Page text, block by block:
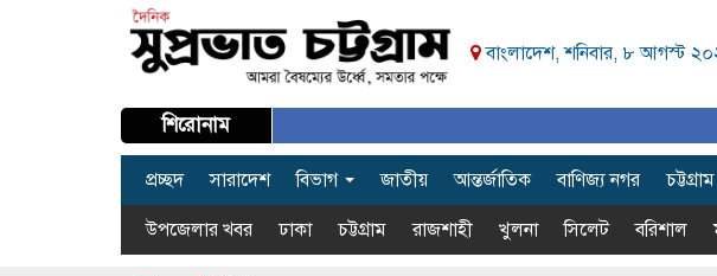
বাংলাদেশ, শনিবার, ৮ আগস্ট
শিরোনাম
প্রচ্ছদ সারাদেশ বিভাগ জাতীয় আন্তর্জাতিক বাণিজ্য নগর চট্টগ্রাম
উপজেলার খবর ঢাকা চট্টগ্রাম রাজশাহী খুলনা সিলেট বরিশাল